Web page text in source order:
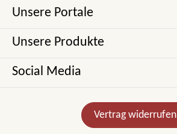
Unsere Portale
Unsere Produkte
Social Media
Vertrag widerrufen